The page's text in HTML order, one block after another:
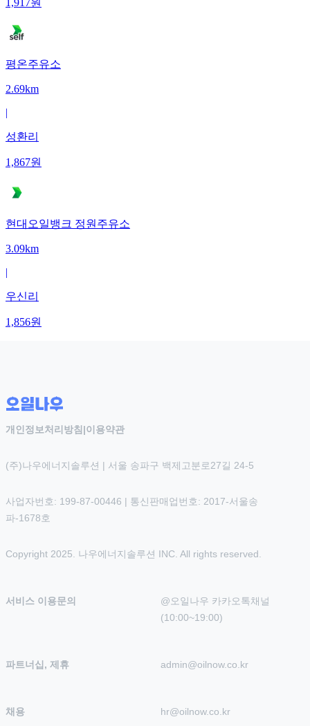
1,917원
평온주유소
2.69km
|
성환리
1,867원
현대오일뱅크 정원주유소
3.09km
|
우신리
1,856원
개인정보처리방침 |이용약관
(주)나우에너지솔루션 | 서울 송파구 백제고분로27길 24-5
사업자번호: 199-87-00446 | 통신판매업번호: 2017-서울송
파-1678호
Copyright 2025. 나우에너지솔루션 INC. All rights reserved.
서비스 이용문의
@오일나우 카카오톡채널
(10:00~19:00)
파트너십, 제휴 admin@oilnow.co.kr
채용 hr@oilnow.co.kr